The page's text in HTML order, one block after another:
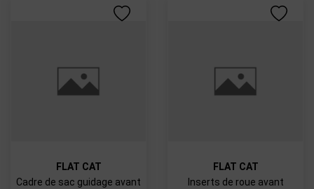
FLAT CAT
Cadre de sac guidage avant
FLAT CAT
Inserts de roue avant